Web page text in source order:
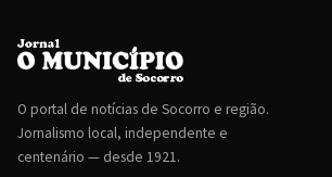
O portal de notícias de Socorro e região.
Jornalismo local, independente e
centenário — desde 1921.